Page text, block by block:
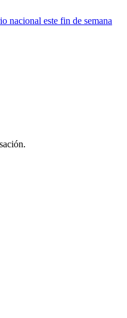
nacional este fin de semana